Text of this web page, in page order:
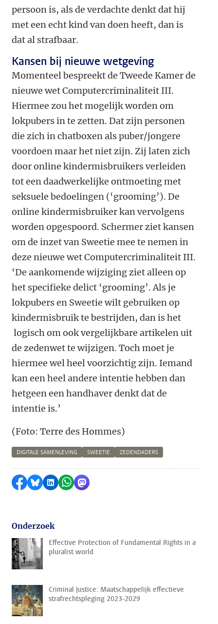
persoon is, als de verdachte denkt dat hij
met een echt kind van doen heeft, dan is
dat al strafbaar.
Kansen bij nieuwe wetgeving
Momenteel bespreekt de Tweede Kamer de
nieuwe wet Computercriminaliteit III.
Hiermee zou het mogelijk worden om
lokpubers in te zetten. Dat zijn personen
die zich in chatboxen als puber/jongere
voordoen maar het niet zijn. Zij laten zich
door online kindermisbruikers verleiden
tot een daadwerkelijke ontmoeting met
seksuele bedoelingen (‘grooming’). De
online kindermisbruiker kan vervolgens
worden opgespoord. Schermer ziet kansen
om de inzet van Sweetie mee te nemen in
deze nieuwe wet Computercriminaliteit III.
‘De aankomende wijziging ziet alleen op
het specifieke delict ‘grooming’. Als je
lokpubers en Sweetie wilt gebruiken op
kindermisbruik te bestrijden, dan is het
logisch om ook vergelijkbare artikelen uit
de zedenwet te wijzigen. Toch moet je
hiermee wel heel voorzichtig zijn. Iemand
kan een heel andere intentie hebben dan
hetgeen een handhaver denkt dat de
intentie is.’
(Foto: Terre des Hommes)
DIGITALE SAMENLEVING SWEETIE ZEDENDADERS
Delen op Facebook
Delen via Bluesky
Delen op LinkedIn
Delen via WhatsApp
Delen via Mastodon
Onderzoek
Effective Protection of Fundamental Rights in a
pluralist world
Criminal Justice: Maatschappelijk effectieve
strafrechtspleging 2023-2029